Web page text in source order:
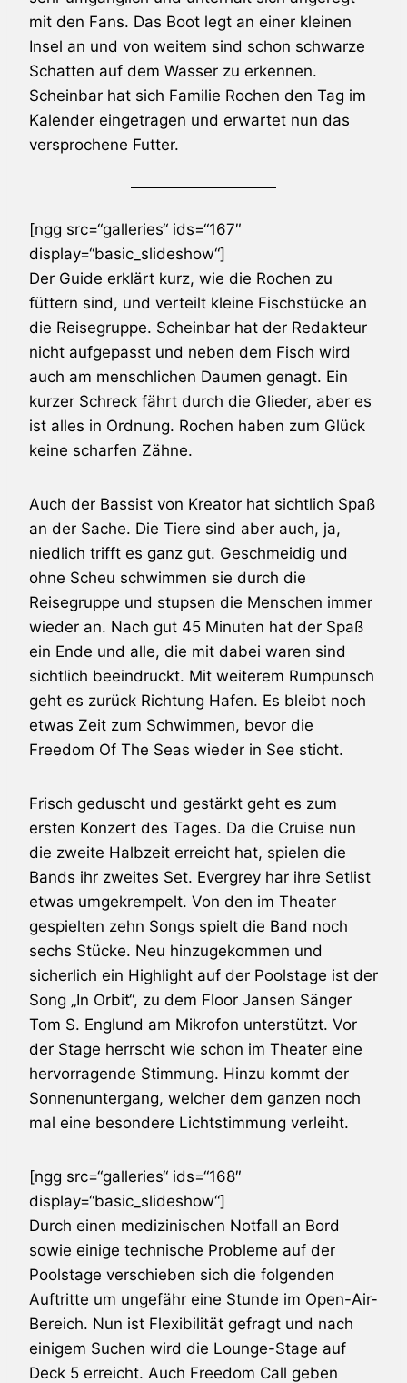
mit den Fans. Das Boot legt an einer kleinen
Insel an und von weitem sind schon schwarze
Schatten auf dem Wasser zu erkennen.
Scheinbar hat sich Familie Rochen den Tag im
Kalender eingetragen und erwartet nun das
versprochene Futter.
[ngg src=“galleries“ ids=“167″
display=“basic_slideshow“]
Der Guide erklärt kurz, wie die Rochen zu
füttern sind, und verteilt kleine Fischstücke an
die Reisegruppe. Scheinbar hat der Redakteur
nicht aufgepasst und neben dem Fisch wird
auch am menschlichen Daumen genagt. Ein
kurzer Schreck fährt durch die Glieder, aber es
ist alles in Ordnung. Rochen haben zum Glück
keine scharfen Zähne.
Auch der Bassist von Kreator hat sichtlich Spaß
an der Sache. Die Tiere sind aber auch, ja,
niedlich trifft es ganz gut. Geschmeidig und
ohne Scheu schwimmen sie durch die
Reisegruppe und stupsen die Menschen immer
wieder an. Nach gut 45 Minuten hat der Spaß
ein Ende und alle, die mit dabei waren sind
sichtlich beeindruckt. Mit weiterem Rumpunsch
geht es zurück Richtung Hafen. Es bleibt noch
etwas Zeit zum Schwimmen, bevor die
Freedom Of The Seas wieder in See sticht.
Frisch geduscht und gestärkt geht es zum
ersten Konzert des Tages. Da die Cruise nun
die zweite Halbzeit erreicht hat, spielen die
Bands ihr zweites Set. Evergrey har ihre Setlist
etwas umgekrempelt. Von den im Theater
gespielten zehn Songs spielt die Band noch
sechs Stücke. Neu hinzugekommen und
sicherlich ein Highlight auf der Poolstage ist der
Song „In Orbit“, zu dem Floor Jansen Sänger
Tom S. Englund am Mikrofon unterstützt. Vor
der Stage herrscht wie schon im Theater eine
hervorragende Stimmung. Hinzu kommt der
Sonnenuntergang, welcher dem ganzen noch
mal eine besondere Lichtstimmung verleiht.
[ngg src=“galleries“ ids=“168″
display=“basic_slideshow“]
Durch einen medizinischen Notfall an Bord
sowie einige technische Probleme auf der
Poolstage verschieben sich die folgenden
Auftritte um ungefähr eine Stunde im Open-Air-
Bereich. Nun ist Flexibilität gefragt und nach
einigem Suchen wird die Lounge-Stage auf
Deck 5 erreicht. Auch Freedom Call geben